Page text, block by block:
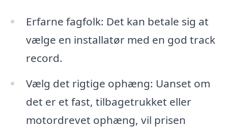
Erfarne fagfolk: Det kan betale sig at
vælge en installatør med en god track
record.
Vælg det rigtige ophæng: Uanset om
det er et fast, tilbagetrukket eller
motordrevet ophæng, vil prisen